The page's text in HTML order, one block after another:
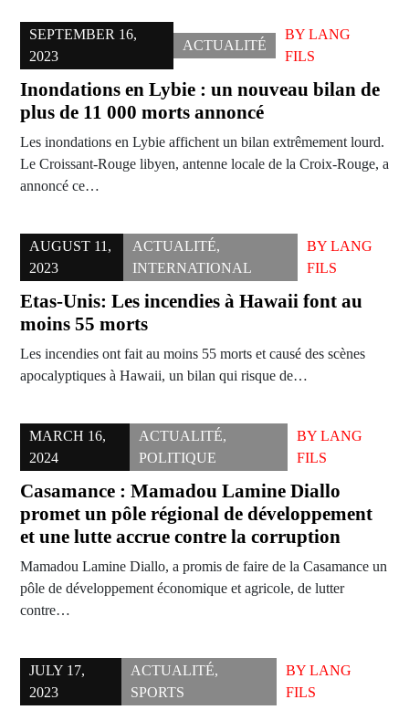
SEPTEMBER 16,
2023
ACTUALITÉ
BY LANG
FILS
Inondations en Lybie : un nouveau bilan de
plus de 11 000 morts annoncé
Les inondations en Lybie affichent un bilan extrêmement lourd.
Le Croissant-Rouge libyen, antenne locale de la Croix-Rouge, a
annoncé ce…
AUGUST 11,
2023
ACTUALITÉ,
INTERNATIONAL
BY LANG
FILS
Etas-Unis: Les incendies à Hawaii font au
moins 55 morts
Les incendies ont fait au moins 55 morts et causé des scènes
apocalyptiques à Hawaii, un bilan qui risque de…
MARCH 16,
2024
ACTUALITÉ,
POLITIQUE
BYLANG
FILS
Casamance : Mamadou Lamine Diallo
promet un pôle régional de développement
et une lutte accrue contre la corruption
Mamadou Lamine Diallo, a promis de faire de la Casamance un
pôle de développement économique et agricole, de lutter
contre…
JULY 17,
2023
ACTUALITÉ,
SPORTS
BYLANG
FILS